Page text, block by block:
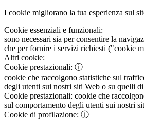
I cookie migliorano la tua esperienza sul
Cookie essenziali e funzionali:
sono necessari sia per consentire la
che per fornire i servizi richiesti ("cookie
Altri cookie:
Cookie prestazionali: ⓘ
cookie che raccolgono statistiche sul
degli utenti sui nostri siti Web o su quelli
Cookie prestazionali: cookie che
sul comportamento degli utenti sui nostri
Cookie di profilazione: ⓘ